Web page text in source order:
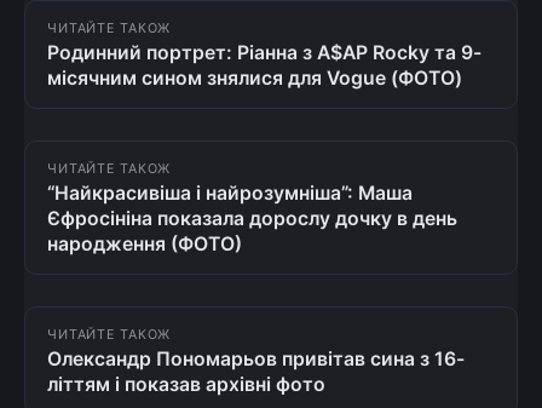
ЧИТАЙТЕ ТАКОЖ
Родинний портрет: Ріанна з A$AP Rocky та 9-
місячним сином знялися для Vogue (ФОТО)
ЧИТАЙТЕ ТАКОЖ
“Найкрасивіша і найрозумніша”: Маша
Єфросініна показала дорослу дочку в день
народження (ФОТО)
ЧИТАЙТЕ ТАКОЖ
Олександр Пономарьов привітав сина з 16-
літтям і показав архівні фото